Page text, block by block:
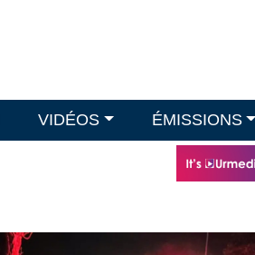
VIDÉOS ÉMISSIONS